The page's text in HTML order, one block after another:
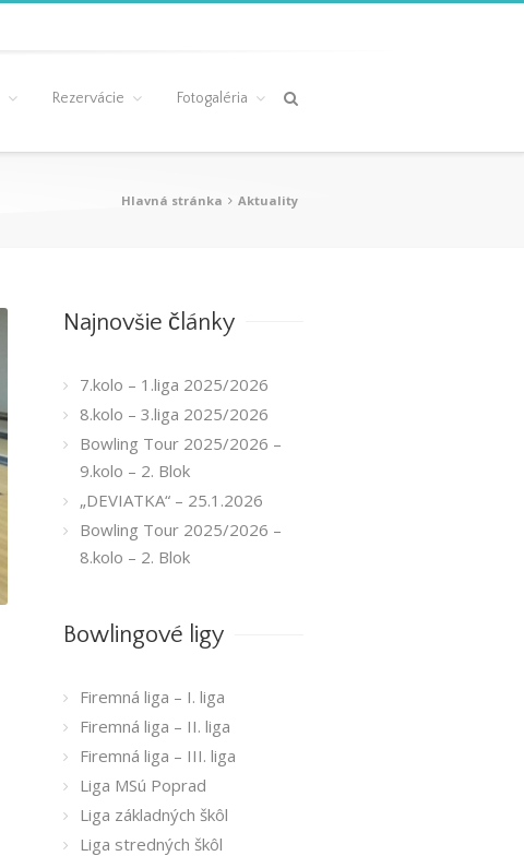
Rezervácie Fotogaléria
Hlavná stránka Aktuality
Najnovšie články
7.kolo – 1.liga 2025/2026
8.kolo – 3.liga 2025/2026
Bowling Tour 2025/2026 –
9.kolo – 2. Blok
„DEVIATKA“ – 25.1.2026
Bowling Tour 2025/2026 –
8.kolo – 2. Blok
Bowlingové ligy
Firemná liga – I. liga
Firemná liga – II. liga
Firemná liga – III. liga
Liga MSú Poprad
Liga základných škôl
Liga stredných škôl